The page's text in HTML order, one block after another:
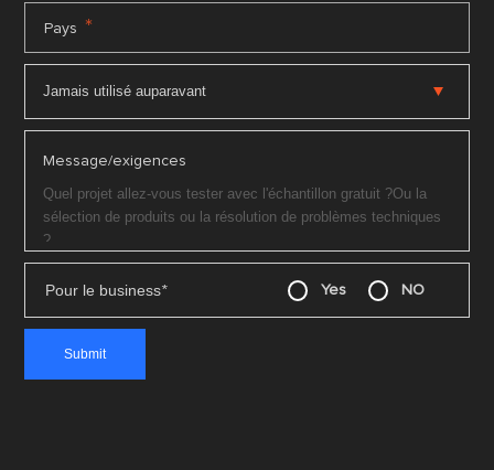
Pays *
Message/exigences
Pour le business* Yes NO